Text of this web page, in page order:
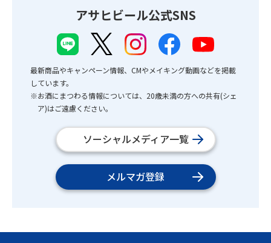
アサヒビール公式SNS
最新商品やキャンペーン情報、CMやメイキング動画などを掲載
しています。
※お酒にまつわる情報については、20歳未満の方への共有(シェ
ア)はご遠慮ください。
ソーシャルメディア一覧
メルマガ登録